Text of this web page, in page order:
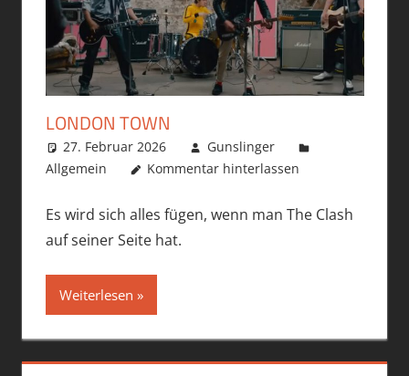
LONDON TOWN
27. Februar 2026
Gunslinger
Allgemein
Kommentar hinterlassen
Es wird sich alles fügen, wenn man The Clash
auf seiner Seite hat.
Weiterlesen